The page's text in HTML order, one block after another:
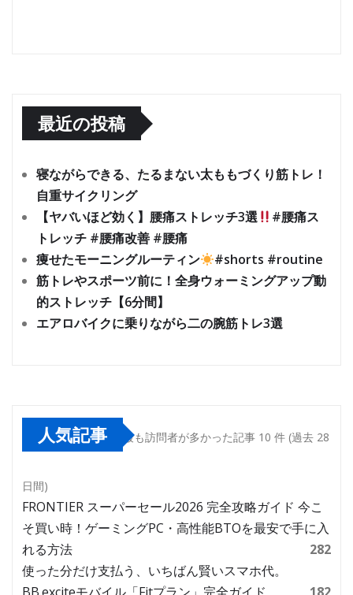
最近の投稿
寝ながらできる、たるまない太ももづくり筋トレ！
自重サイクリング
【ヤバいほど効く】腰痛ストレッチ3選
#腰痛ス
トレッチ #腰痛改善 #腰痛
痩せたモーニングルーティン
#shorts #routine
筋トレやスポーツ前に！全身ウォーミングアップ動
的ストレッチ【6分間】
エアロバイクに乗りながら二の腕筋トレ3選
人気記事 最も訪問者が多かった記事 10 件 (過去 28
日間)
FRONTIER スーパーセール2026 完全攻略ガイド 今こ
そ買い時！ゲーミングPC・高性能BTOを最安で手に入
れる方法
282
使った分だけ支払う、いちばん賢いスマホ代。